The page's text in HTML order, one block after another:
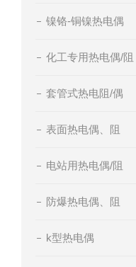
镍铬-铜镍热电偶
化工专用热电偶/阻
套管式热电阻/偶
表面热电偶、阻
电站用热电偶/阻
防爆热电偶、阻
k型热电偶